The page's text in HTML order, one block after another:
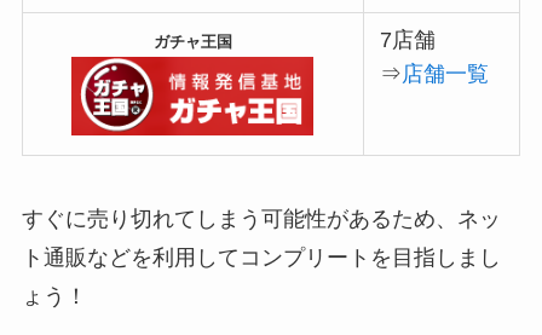
ガチャ王国
7店舗
⇒店舗一覧
すぐに売り切れてしまう可能性があるため、ネッ
ト通販などを利用してコンプリートを目指しまし
ょう！